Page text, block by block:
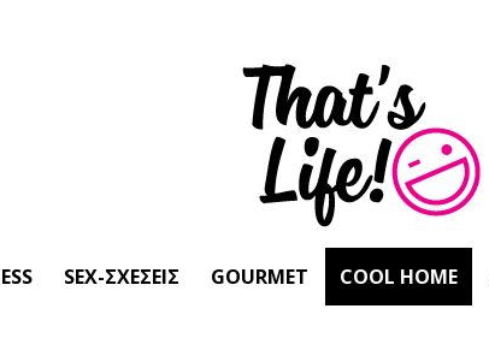
SEX-ΣΧΈΣΕΙΣ GOURMET COOL HOME